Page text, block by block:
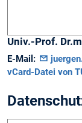
Univ.-Prof.
E-Mail:
vCard-Datei von